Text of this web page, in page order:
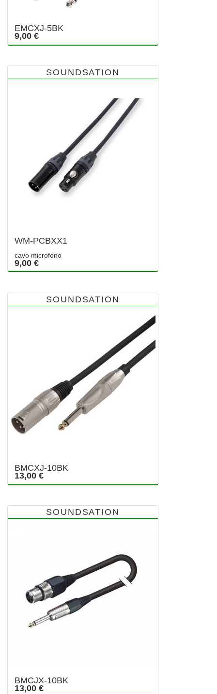
EMCXJ-5BK
9,00 €
SOUNDSATION
WM-PCBXX1
cavo microfono
9,00 €
SOUNDSATION
BMCXJ-10BK
13,00 €
SOUNDSATION
BMCJX-10BK
13,00 €